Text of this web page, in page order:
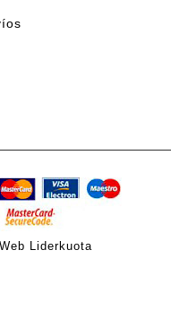
Liderkuota